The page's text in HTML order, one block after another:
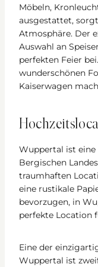
Möbeln,
ausgestattet,
Atmosphäre. Der
Auswahl an
perfekten Feier
wunderschönen
Kaiserwagen
Wuppertal ist eine
Bergischen
traumhaften
eine rustikale
bevorzugen, in
perfekte Location
Eine der
Wuppertal ist